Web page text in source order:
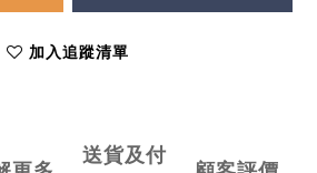
加入追蹤清單
送貨及付